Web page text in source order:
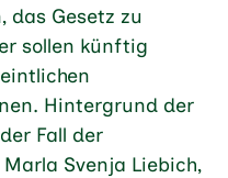
das Gesetz zu
sollen künftig
Hintergrund der
Fall der
Svenja Liebich,